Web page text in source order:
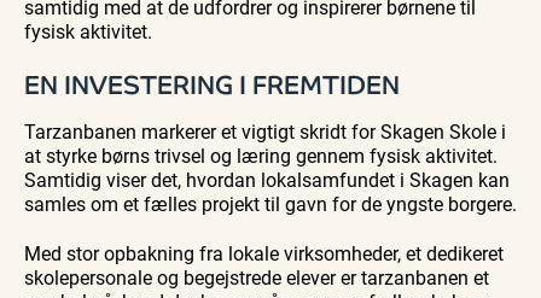
samtidig med at de udfordrer og inspirerer børnene til
fysisk aktivitet.
EN INVESTERING I FREMTIDEN
Tarzanbanen markerer et vigtigt skridt for Skagen Skole i
at styrke børns trivsel og læring gennem fysisk aktivitet.
Samtidig viser det, hvordan lokalsamfundet i Skagen kan
samles om et fælles projekt til gavn for de yngste borgere.
Med stor opbakning fra lokale virksomheder, et dedikeret
skolepersonale og begejstrede elever er tarzanbanen et